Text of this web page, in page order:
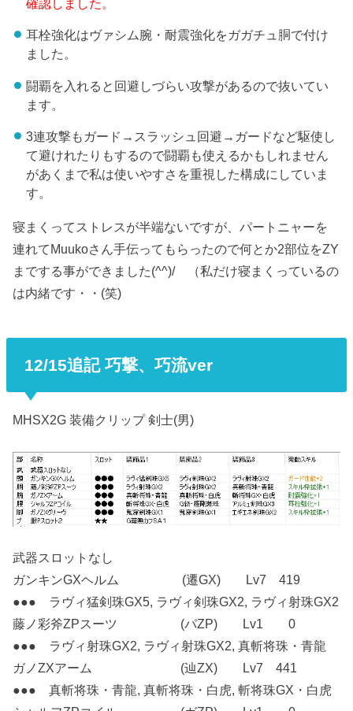
確認しました。
耳栓強化はヴァシム腕・耐震強化をガガチュ胴で付け
ました。
闘覇を入れると回避しづらい攻撃があるので抜いてい
ます。
3連攻撃もガード→スラッシュ回避→ガードなど駆使し
て避けれたりもするので闘覇も使えるかもしれません
があくまで私は使いやすさを重視した構成にしていま
す。
寝まくってストレスが半端ないですが、パートニャーを
連れてMuukoさん手伝ってもらったので何とか2部位をZY
までする事ができました(^^)/ （私だけ寝まくっているの
は内緒です・・(笑)
12/15追記 巧撃、巧流ver
MHSX2G 装備クリップ 剣士(男)
武器スロットなし
ガンキンGXヘルム (遷GX) Lv7 419
●●● ラヴィ猛剣珠GX5, ラヴィ剣珠GX2, ラヴィ射珠GX2
藤ノ彩斧ZPスーツ (パZP) Lv1 0
●●● ラヴィ射珠GX2, ラヴィ射珠GX2, 真斬将珠・青龍
ガノZXアーム (辿ZX) Lv7 441
●●● 真斬将珠・青龍, 真斬将珠・白虎, 斬将珠GX・白虎